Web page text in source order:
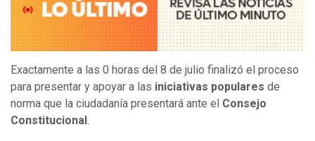
Exactamente a las 0 horas del 8 de julio finalizó el proceso
para presentar y apoyar a las iniciativas populares de
norma que la ciudadanía presentará ante el Consejo
Constitucional .